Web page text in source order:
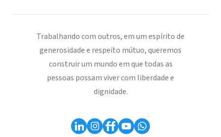
Trabalhando com outros, em um espírito de
generosidade e respeito mútuo, queremos
construir um mundo em que todas as
pessoas possam viver com liberdade e
dignidade.